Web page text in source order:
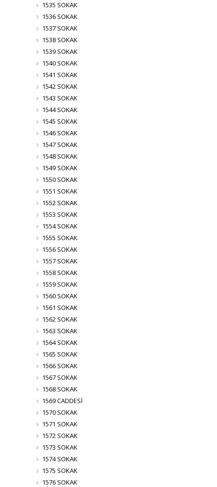
1535 SOKAK
1536 SOKAK
1537 SOKAK
1538 SOKAK
1539 SOKAK
1540 SOKAK
1541 SOKAK
1542 SOKAK
1543 SOKAK
1544 SOKAK
1545 SOKAK
1546 SOKAK
1547 SOKAK
1548 SOKAK
1549 SOKAK
1550 SOKAK
1551 SOKAK
1552 SOKAK
1553 SOKAK
1554 SOKAK
1555 SOKAK
1556 SOKAK
1557 SOKAK
1558 SOKAK
1559 SOKAK
1560 SOKAK
1561 SOKAK
1562 SOKAK
1563 SOKAK
1564 SOKAK
1565 SOKAK
1566 SOKAK
1567 SOKAK
1568 SOKAK
1569 CADDESİ
1570 SOKAK
1571 SOKAK
1572 SOKAK
1573 SOKAK
1574 SOKAK
1575 SOKAK
1576 SOKAK